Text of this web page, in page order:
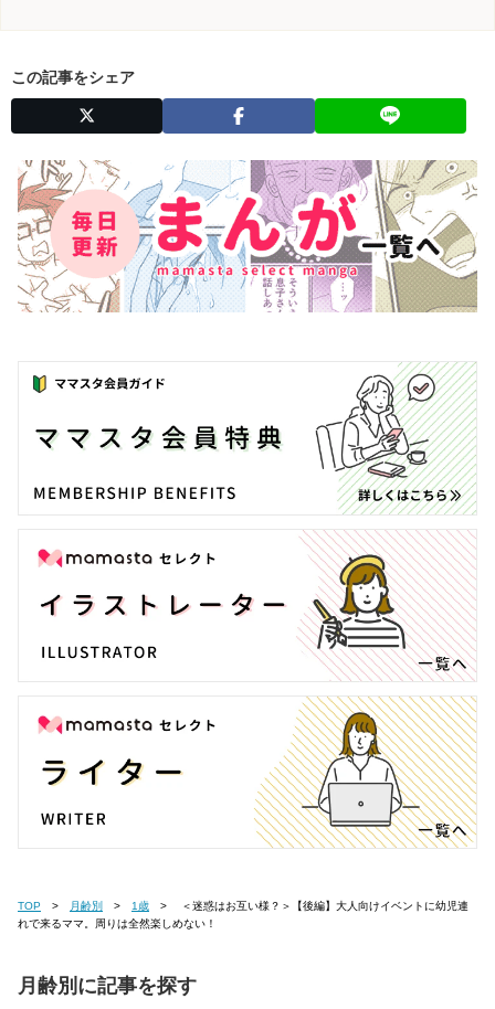
この記事をシェア
TOP 月齢別 1歳
れで来るママ。周りは全然楽しめない！
月齢別に記事を探す